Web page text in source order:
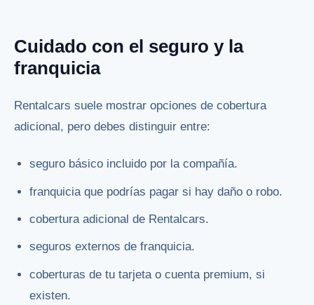
Cuidado con el seguro y la
franquicia
Rentalcars suele mostrar opciones de cobertura
adicional, pero debes distinguir entre:
seguro básico incluido por la compañía.
franquicia que podrías pagar si hay daño o robo.
cobertura adicional de Rentalcars.
seguros externos de franquicia.
coberturas de tu tarjeta o cuenta premium, si
existen.